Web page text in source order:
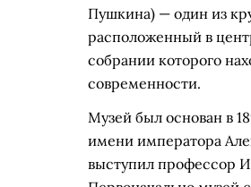
Пушкина) — один из
расположенный в
собрании которого
современности.
Музей был основан в
имени императора
выступил профессор